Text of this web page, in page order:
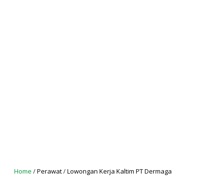
Home /Perawat/Lowongan Kerja Kaltim PT Dermaga